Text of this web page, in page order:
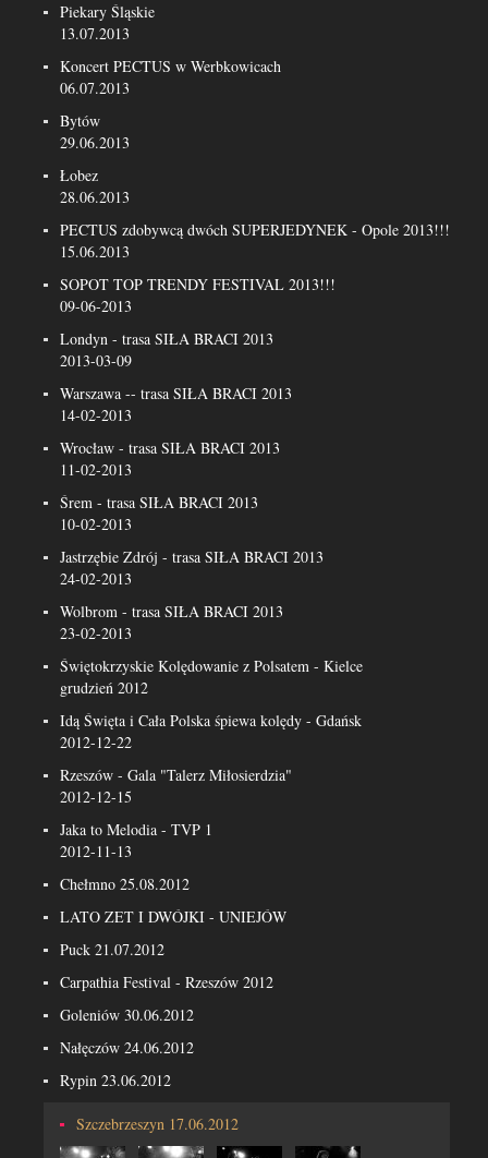
Piekary Śląskie
13.07.2013
Koncert PECTUS w Werbkowicach
06.07.2013
Bytów
29.06.2013
Łobez
28.06.2013
PECTUS zdobywcą dwóch SUPERJEDYNEK - Opole 2013!!!
15.06.2013
SOPOT TOP TRENDY FESTIVAL 2013!!!
09-06-2013
Londyn - trasa SIŁA BRACI 2013
2013-03-09
Warszawa -- trasa SIŁA BRACI 2013
14-02-2013
Wrocław - trasa SIŁA BRACI 2013
11-02-2013
Śrem - trasa SIŁA BRACI 2013
10-02-2013
Jastrzębie Zdrój - trasa SIŁA BRACI 2013
24-02-2013
Wolbrom - trasa SIŁA BRACI 2013
23-02-2013
Świętokrzyskie Kolędowanie z Polsatem - Kielce
grudzień 2012
Idą Święta i Cała Polska śpiewa kolędy - Gdańsk
2012-12-22
Rzeszów - Gala "Talerz Miłosierdzia"
2012-12-15
Jaka to Melodia - TVP 1
2012-11-13
Chełmno 25.08.2012
LATO ZET I DWÓJKI - UNIEJÓW
Puck 21.07.2012
Carpathia Festival - Rzeszów 2012
Goleniów 30.06.2012
Nałęczów 24.06.2012
Rypin 23.06.2012
Szczebrzeszyn 17.06.2012